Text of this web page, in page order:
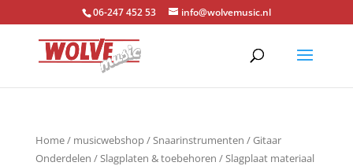
06-247 452 53 info@wolvemusic.nl
Home/ musicwebshop/Snaarinstrumenten /Gitaar
Onderdelen /Slagplaten & toebehoren /Slagplaat materiaal